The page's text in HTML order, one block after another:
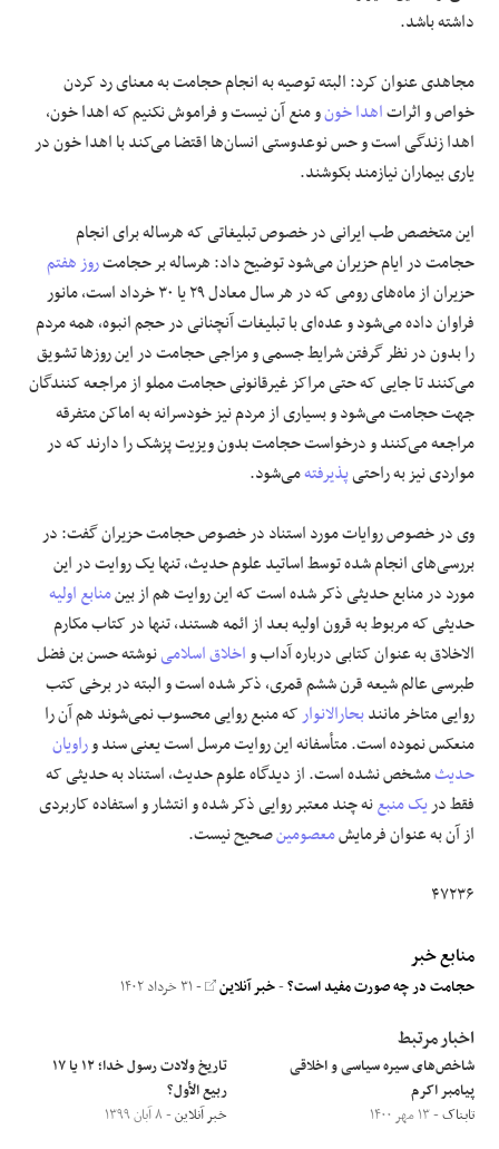
داشته باشد.
مجاهدی عنوان کرد: البته توصیه به انجام حجامت به معنای رد کردن
خواص و اثراتاهدا خونو منع آن نیست و فراموش نکنیم که اهدا خون،
اهدا زندگی است و حس نوعدوستی انسان‌ها اقتضا می‌کند با اهدا خون در
یاری بیماران نیازمند بکوشند.
این متخصص طب ایرانی در خصوص تبلیغاتی که هرساله برای انجام
حجامت در ایام حزیران می‌شود توضیح داد: هرساله بر حجامتروز هفتم
حزیران از ماه‌های رومی که در هر سال معادل ۲۹ یا ۳۰ خرداد است، مانور
فراوان داده می‌شود و عده‌ای با تبلیغات آنچنانی در حجم انبوه، همه مردم
را بدون در نظر گرفتن شرایط جسمی و مزاجی حجامت در این روزها تشویق
می‌کنند تا جایی که حتی مراکز غیرقانونی حجامت مملو از مراجعه کنندگان
جهت حجامت می‌شود و بسیاری از مردم نیز خودسرانه به اماکن متفرقه
مراجعه می‌کنند و درخواست حجامت بدون ویزیت پزشک را دارند که در
مواردی نیز به راحتیپذیرفتهمی‌شود.
وی در خصوص روایات مورد استناد در خصوص حجامت حزیران گفت: در
بررسی‌های انجام شده توسط اساتید علوم حدیث، تنها یک روایت در این
مورد در منابع حدیثی ذکر شده است که این روایت هم از بینمنابع اولیه
حدیثی که مربوط به قرون اولیه بعد از ائمه هستند، تنها در کتاب مکارم
الاخلاق به عنوان کتابی درباره آداب واخلاق اسلامینوشته حسن بن فضل
طبرسی عالم شیعه قرن ششم قمری، ذکر شده است و البته در برخی کتب
روایی متاخر مانندبحارالانوارکه منبع روایی محسوب نمی‌شوند هم آن را
منعکس نموده است. متأسفانه این روایت مرسل است یعنی سند وراویان
حدیثمشخص نشده است. از دیدگاه علوم حدیث، استناد به حدیثی که
فقط دریک منبعنه چند معتبر روایی ذکر شده و انتشار و استفاده کاربردی
از آن به عنوان فرمایشمعصومینصحیح نیست.
۴۷۲۳۶
منابع خبر
حجامت در چه صورت مفید است؟-خبر آنلاین - ۳۱ خرداد ۱۴۰۲
اخبار مرتبط
شاخص‌های سیره سیاسی و اخلاقی
پیامبر اکرم
تابناک- ۱۳ مهر ۱۴۰۰
تاریخ ولادت رسول خدا؛ ۱۲ یا ۱۷
ربیع الأول؟
خبر آنلاین- ۸ آبان ۱۳۹۹